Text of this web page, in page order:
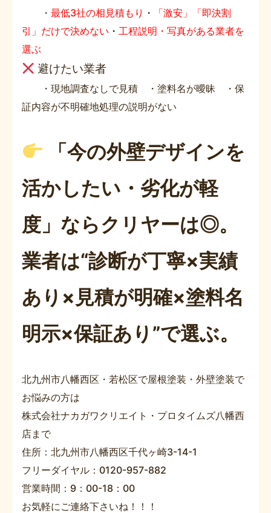
・ 最低3社の相見積もり ・
「激安」「即決割
引」だけで決めない ・ 工程説明・写真がある業者を
選ぶ
避けたい業者
・現地調査なしで見積 ・塗料名が曖昧 ・保
証内容が不明確地処理の説明がない
「今の外壁デザインを
活かしたい・劣化が軽
度」ならクリヤーは◎。
業者は“診断が丁寧×実績
あり×見積が明確×塗料名
明示×保証あり”で選ぶ。
北九州市八幡西区・若松区で屋根塗装・外壁塗装で
お悩みの方は
株式会社ナカガワクリエイト・プロタイムズ八幡西
店まで
住所：北九州市八幡西区千代ヶ崎3-14-1
フリーダイヤル：0120-957-882
営業時間：9：00-18：00
お気軽にご連絡下さいね！！！